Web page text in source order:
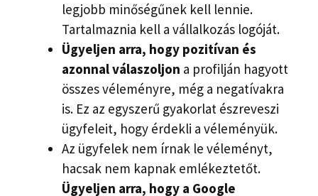
legjobb minőségűnek kell lennie.
Tartalmaznia kell a vállalkozás logóját.
Ügyeljen arra, hogy pozitívan és
azonnal válaszoljon a profilján hagyott
összes véleményre, még a negatívakra
is. Ez az egyszerű gyakorlat észreveszi
ügyfeleit, hogy érdekli a véleményük.
Az ügyfelek nem írnak le véleményt,
hacsak nem kapnak emlékeztetőt.
Ügyeljen arra, hogy a Google